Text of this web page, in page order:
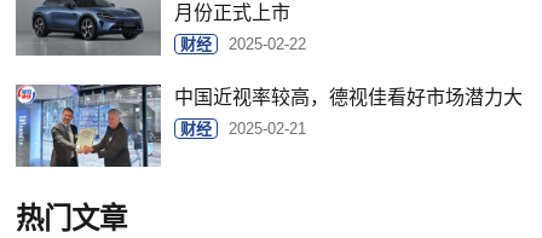
月份正式上市
财经 2025-02-22
中国近视率较高，德视佳看好市场潜力大
财经 2025-02-21
热门文章